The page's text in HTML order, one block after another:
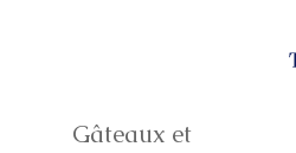
Gâteaux et